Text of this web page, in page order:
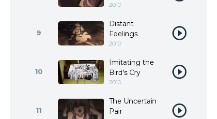
2010
9
Distant
Feelings
2010
10
Imitating the
Bird's Cry
2010
11
The Uncertain
Pair